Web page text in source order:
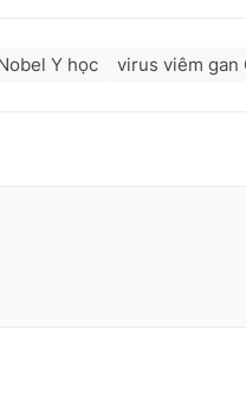
Y học virus viêm gan